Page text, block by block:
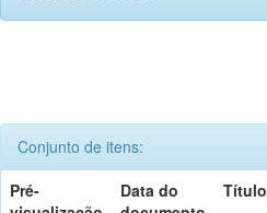
Conjunto de itens:
Pré-
Data do
Título